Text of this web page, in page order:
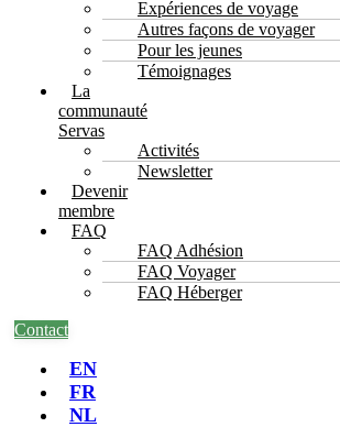
Expériences de voyage
Autres façons de voyager
Pour les jeunes
Témoignages
La
communauté
Servas
Activités
Newsletter
Devenir
membre
FAQ
FAQ Adhésion
FAQ Voyager
FAQ Héberger
Contact
EN
FR
NL